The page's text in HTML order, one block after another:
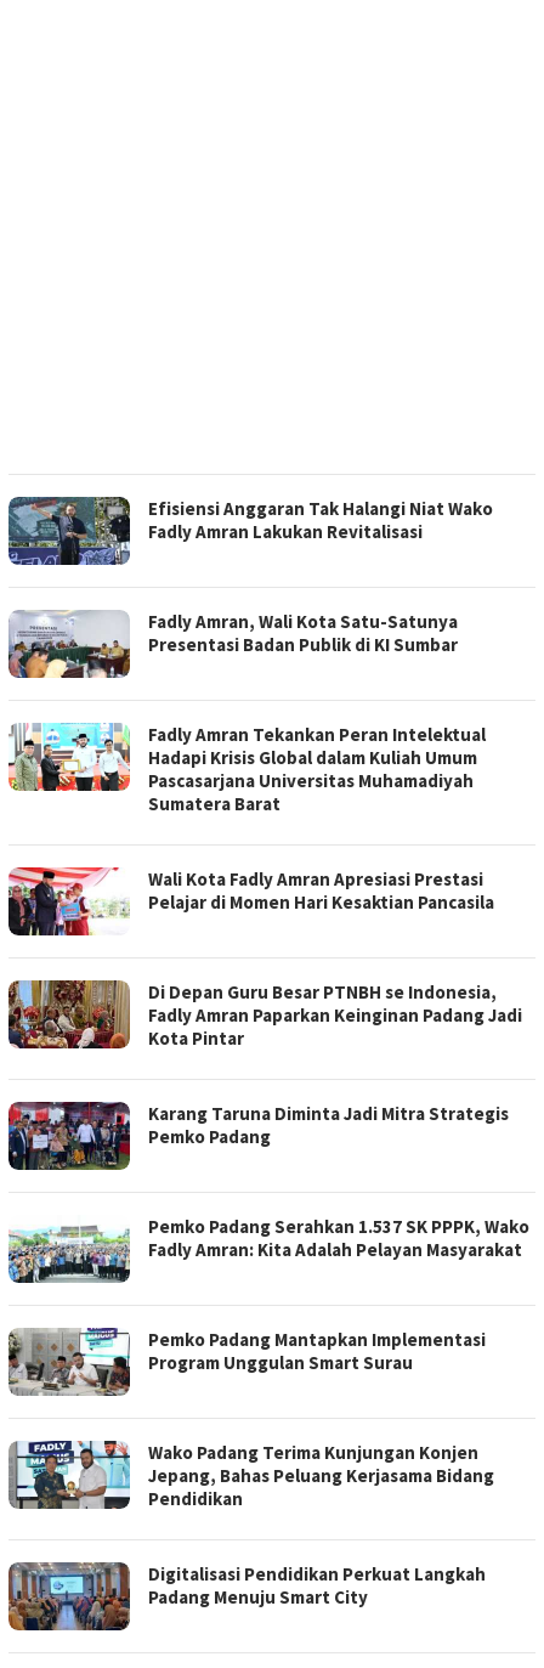
Efisiensi Anggaran Tak Halangi Niat Wako
Fadly Amran Lakukan Revitalisasi
Fadly Amran, Wali Kota Satu-Satunya
Presentasi Badan Publik di KI Sumbar
Fadly Amran Tekankan Peran Intelektual
Hadapi Krisis Global dalam Kuliah Umum
Pascasarjana Universitas Muhamadiyah
Sumatera Barat
Wali Kota Fadly Amran Apresiasi Prestasi
Pelajar di Momen Hari Kesaktian Pancasila
Di Depan Guru Besar PTNBH se Indonesia,
Fadly Amran Paparkan Keinginan Padang Jadi
Kota Pintar
Karang Taruna Diminta Jadi Mitra Strategis
Pemko Padang
Pemko Padang Serahkan 1.537 SK PPPK, Wako
Fadly Amran: Kita Adalah Pelayan Masyarakat
Pemko Padang Mantapkan Implementasi
Program Unggulan Smart Surau
Wako Padang Terima Kunjungan Konjen
Jepang, Bahas Peluang Kerjasama Bidang
Pendidikan
Digitalisasi Pendidikan Perkuat Langkah
Padang Menuju Smart City